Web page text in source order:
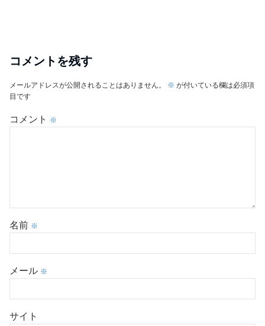
コメントを残す
メールアドレスが公開されることはありません。 ※ が付いている欄は必須項
目です
コメント ※
名前 ※
メール ※
サイト